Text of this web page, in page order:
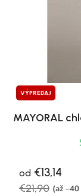
VÝPREDAJ
MAYORAL
od €13,14
€21,90 (až